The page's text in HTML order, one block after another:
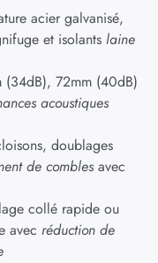
acier galvanisé,
et isolants laine
(34dB), 72mm (40dB)
acoustiques
doublages
de combles avec
collé rapide ou
avec réduction de